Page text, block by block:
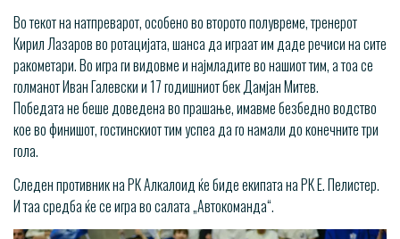
Во текот на натпреварот, особено во второто полувреме, тренерот
Кирил Лазаров во ротацијата, шанса да играат им даде речиси на сите
ракометари. Во игра ги видовме и најмладите во нашиот тим, а тоа се
голманот Иван Галевски и 17 годишниот бек Дамјан Митев.
Победата не беше доведена во прашање, имавме безбедно водство
кое во финишот, гостинскиот тим успеа да го намали до конечните три
гола.
Следен противник на РК Алкалоид ќе биде екипата на РК Е. Пелистер.
И таа средба ќе се игра во салата „Автокоманда“.